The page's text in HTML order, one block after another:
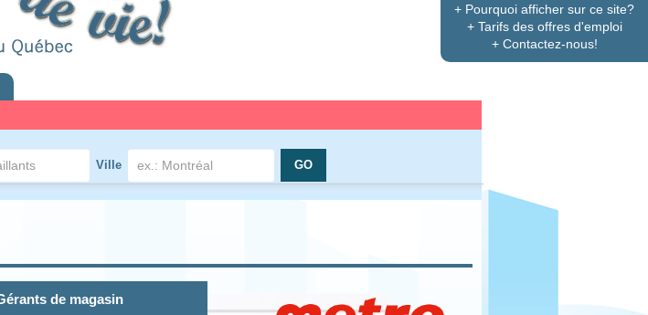
+ Pourquoi afficher sur ce site?
+ Tarifs des offres d'emploi
+ Contactez-nous!
Ville
de magasin